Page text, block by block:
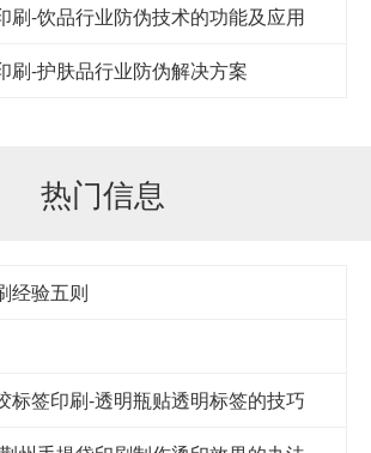
刷-饮品行业防伪技术的功能及应用
刷-护肤品行业防伪解决方案
热门信息
经验五则
标签印刷-透明瓶贴透明标签的技巧